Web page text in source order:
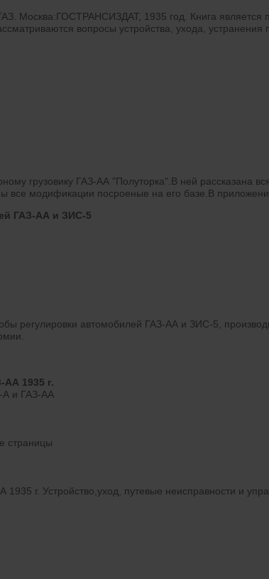
Москва:ГОСТРАНСИЗДАТ, 1935 год. Книга
вопросы устройства, ухода, устранения
грузовику ГАЗ-АА "Полуторка".В ней рассказана
все модификации посроеные на его базе.В
ГАЗ-АА и ЗИС-5
регулировки автомобилей ГАЗ-АА и ЗИС-5,
1935 г.
А и ГАЗ-АА
страницы
г. Устройство,уход, путевые неисправности и